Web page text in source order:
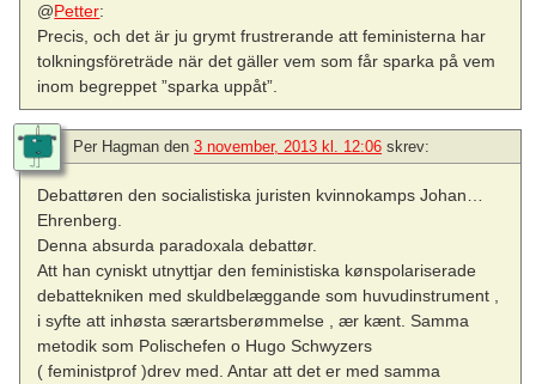
@Petter:
Precis, och det är ju grymt frustrerande att feministerna har
tolkningsföreträde när det gäller vem som får sparka på vem
inom begreppet ”sparka uppåt”.
Per Hagman den 3 november, 2013 kl. 12:06 skrev:
Debattøren den socialistiska juristen kvinnokamps Johan…
Ehrenberg.
Denna absurda paradoxala debattør.
Att han cyniskt utnyttjar den feministiska kønspolariserade
debattekniken med skuldbelæggande som huvudinstrument ,
i syfte att inhøsta særartsberømmelse , ær kænt. Samma
metodik som Polischefen o Hugo Schwyzers
( feministprof )drev med. Antar att det er med samma